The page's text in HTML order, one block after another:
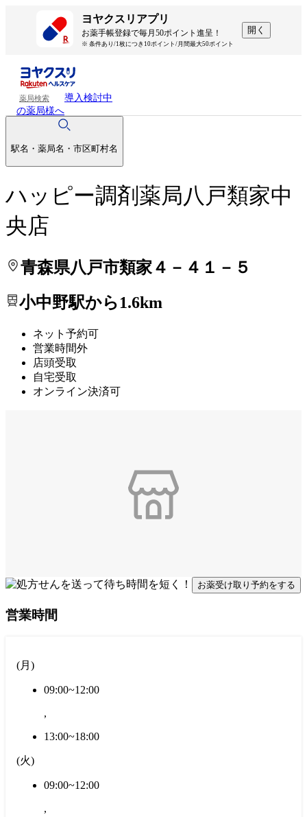
ヨヤクスリアプリ
お薬手帳登録で毎月50ポイント進呈！
※ 条件あり/1枚につき10ポイント/月間最大50ポイント
開く
薬局検索
導入検討中
の薬局様へ
駅名・薬局名・市区町村名
ハッピー調剤薬局八戸類家中
央店
青森県八戸市類家４－４１－５
小中野駅から1.6km
ネット予約可
営業時間外
店頭受取
自宅受取
オンライン決済可
処方せんを送って待ち時間を短く！
お薬受け取り予約をする
営業時間
(月 )
09:00~12:00
,
13:00~18:00
(火)
09:00~12:00
,
処方せんを送って待ち時間を短く！